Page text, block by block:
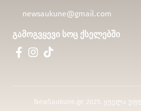
newsaukune@gmail.com
გამოგვყევი სოც ქსელებში
NewSaukune.ge 2025. ყველა